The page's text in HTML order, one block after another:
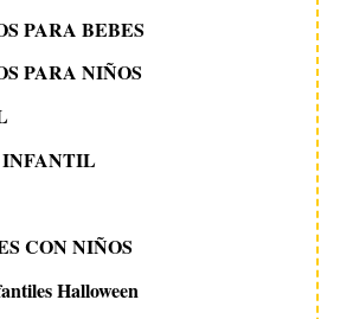
PARA BEBES
PARA NIÑOS
CON NIÑOS
Halloween